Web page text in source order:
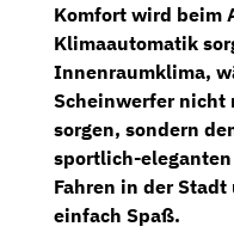
Komfort wird beim
Klimaautomatik
Innenraumklima,
Scheinwerfernicht
sorgen, sondern
sportlich-eleganten
Fahren in der
einfach Spaß.